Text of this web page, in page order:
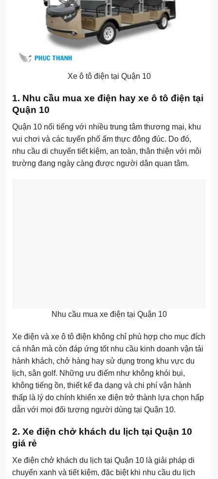
Xe ô tô điện tại Quận 10
1. Nhu cầu mua xe điện hay xe ô tô điện tại
Quận 10
Quận 10 nổi tiếng với nhiều trung tâm thương mại, khu
vui chơi và các tuyến phố ẩm thực đông đúc. Do đó,
nhu cầu di chuyển tiết kiệm, an toàn, thân thiện với môi
trường đang ngày càng được người dân quan tâm.
Nhu cầu mua xe điện tại Quận 10
Xe điện và xe ô tô điện không chỉ phù hợp cho mục đích
cá nhân mà còn đáp ứng tốt nhu cầu kinh doanh vận tải
hành khách, chở hàng hay sử dụng trong khu vực du
lịch, sân golf. Những ưu điểm như không khói bụi,
không tiếng ồn, thiết kế đa dạng và chi phí vận hành
thấp là lý do chính khiến xe điện trở thành lựa chọn hấp
dẫn với mọi đối tượng người dùng tại Quận 10.
2. Xe điện chở khách du lịch tại Quận 10
giá rẻ
Xe điện chở khách du lịch tại Quận 10 là giải pháp di
chuyển xanh và tiết kiệm, đặc biệt khi nhu cầu du lịch